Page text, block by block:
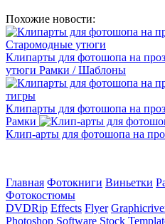
Похожие новости:
Клипарты для фотошопа на
утюги Рамки / Шаблоны
Клипарты для фотошопа на
Рамки
Клип-арты для фотошопа на
Главная Фотокниги Виньетки
Фотокостюмы
DVDRip Effects Flyer
Photoshop Software Stock